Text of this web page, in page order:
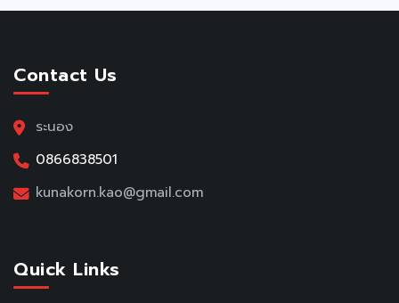
Contact Us
ระนอง
0866838501
kunakorn.kao@gmail.com
Quick Links